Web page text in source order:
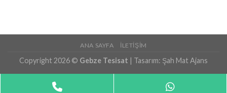
ANA SAYFA İLETIŞIM
Copyright 2026 © Gebze Tesisat | Tasarım: Şah Mat Ajans